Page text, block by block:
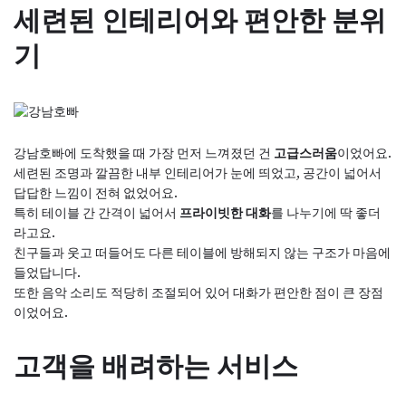
세련된 인테리어와 편안한 분위
기
강남호빠에 도착했을 때 가장 먼저 느껴졌던 건 고급스러움이었어요.
세련된 조명과 깔끔한 내부 인테리어가 눈에 띄었고, 공간이 넓어서
답답한 느낌이 전혀 없었어요.
특히 테이블 간 간격이 넓어서 프라이빗한 대화를 나누기에 딱 좋더
라고요.
친구들과 웃고 떠들어도 다른 테이블에 방해되지 않는 구조가 마음에
들었답니다.
또한 음악 소리도 적당히 조절되어 있어 대화가 편안한 점이 큰 장점
이었어요.
고객을 배려하는 서비스